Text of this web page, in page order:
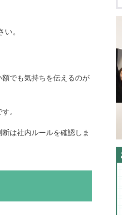
。
でも気持ちを伝えるのが
。
は社内ルールを確認しま